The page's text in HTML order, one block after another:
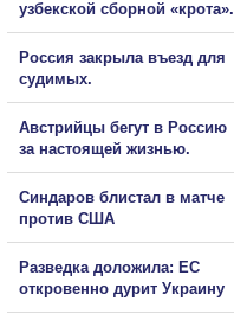
узбекской сборной «крота».
Россия закрыла въезд для
судимых.
Австрийцы бегут в Россию
за настоящей жизнью.
Синдаров блистал в матче
против США
Разведка доложила: ЕС
откровенно дурит Украину